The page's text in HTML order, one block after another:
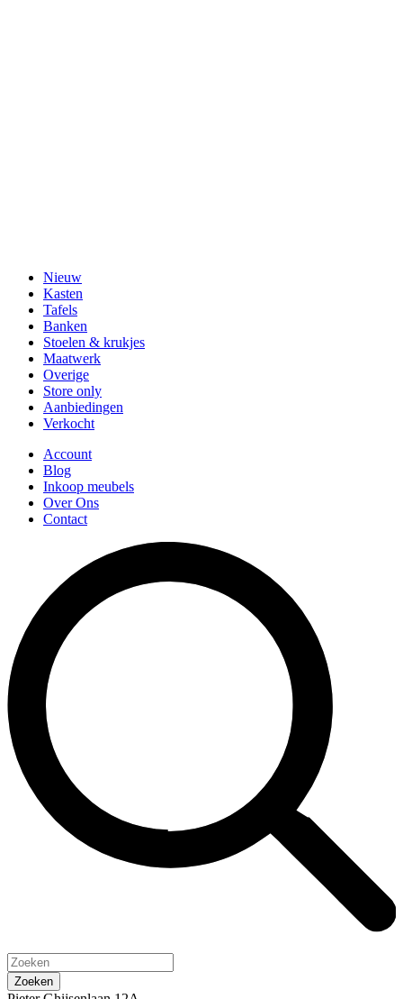
Nieuw
Kasten
Tafels
Banken
Stoelen & krukjes
Maatwerk
Overige
Store only
Aanbiedingen
Verkocht
Account
Blog
Inkoop meubels
Over Ons
Contact